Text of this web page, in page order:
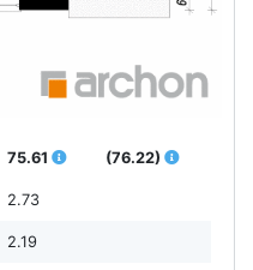
75.61 (76.22)
2.73
2.19